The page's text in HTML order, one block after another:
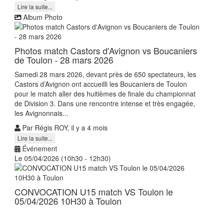
Lire la suite...
Album Photo
Photos match Castors d'Avignon vs Boucaniers
de Toulon - 28 mars 2026
Samedi 28 mars 2026, devant près de 650 spectateurs, les
Castors d’Avignon ont accueilli les Boucaniers de Toulon
pour le match aller des huitièmes de finale du championnat
de Division 3. Dans une rencontre intense et très engagée,
les Avignonnais...
Par Régis ROY, il y a 4 mois
Lire la suite...
Événement
Le 05/04/2026 (10h30 - 12h30)
CONVOCATION U15 match VS Toulon le
05/04/2026 10H30 à Toulon